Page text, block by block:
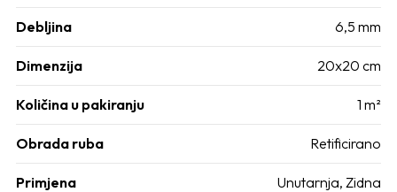
Debljina 6,5 mm
Dimenzija 20x20 cm
Količina u pakiranju 1 m²
Obrada ruba Retificirano
Primjena Unutarnja, Zidna